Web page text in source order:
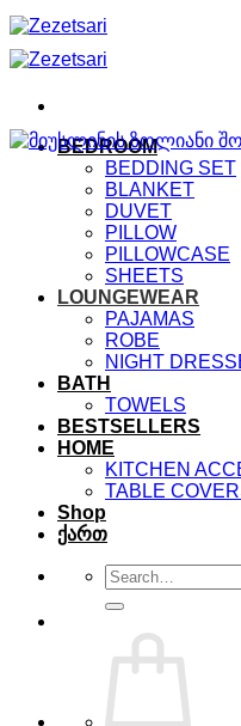
Skip
to
content
BEDROOM
BEDDING SET
BLANKET
DUVET
PILLOW
PILLOWCASE
SHEETS
LOUNGEWEAR
PAJAMAS
ROBE
NIGHT
BATH
TOWELS
BESTSELLERS
HOME
KITCHEN
TABLE
Shop
ქართ
Search
for: